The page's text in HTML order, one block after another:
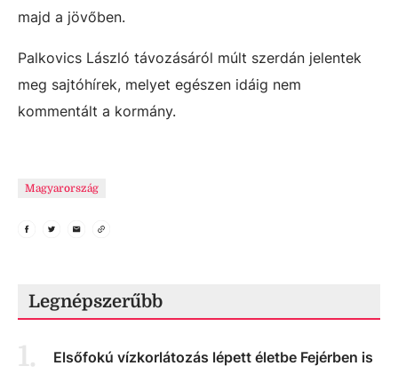
majd a jövőben.
Palkovics László távozásáról múlt szerdán jelentek
meg sajtóhírek, melyet egészen idáig nem
kommentált a kormány.
Magyarország
Legnépszerűbb
1. Elsőfokú vízkorlátozás lépett életbe Fejérben is